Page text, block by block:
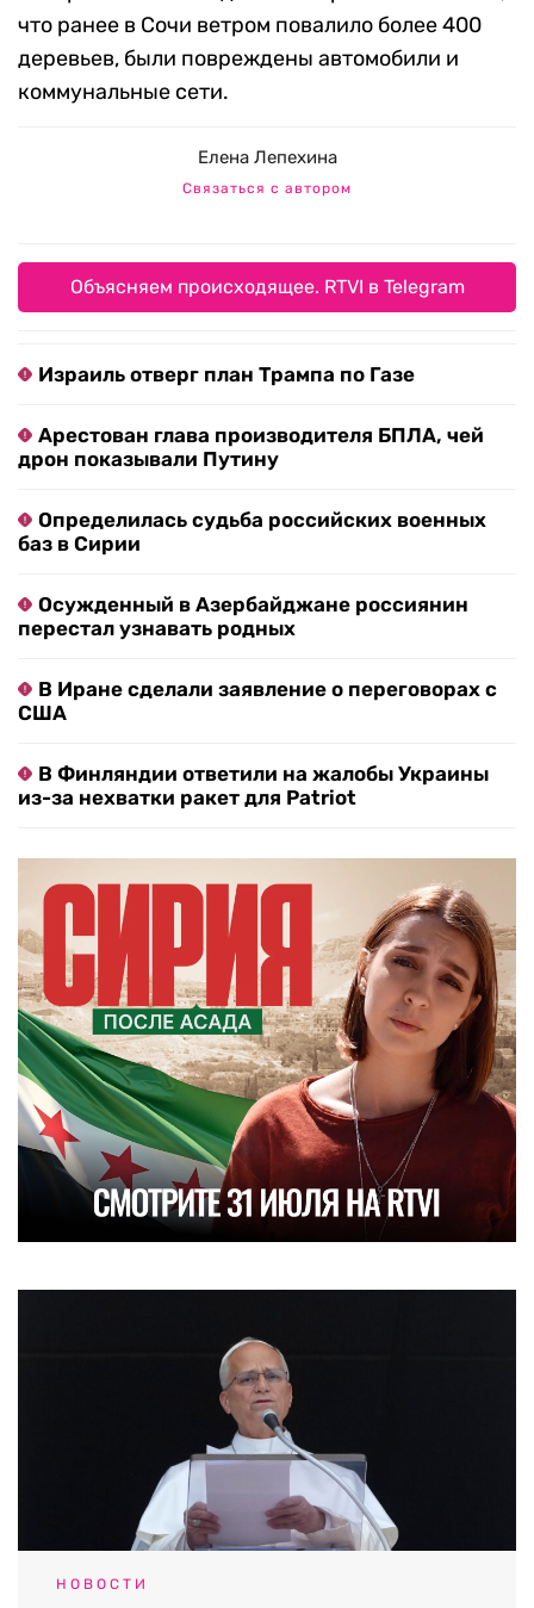
что ранее в Сочи ветром повалило более 400
деревьев, были повреждены автомобили и
коммунальные сети.
Елена Лепехина
Связаться с автором
Объясняем происходящее. RTVI в Telegram
Израиль отверг план Трампа по Газе
Арестован глава производителя БПЛА, чей
дрон показывали Путину
Определилась судьба российских военных
баз в Сирии
Осужденный в Азербайджане россиянин
перестал узнавать родных
В Иране сделали заявление о переговорах с
США
В Финляндии ответили на жалобы Украины
из-за нехватки ракет для Patriot
НОВОСТИ